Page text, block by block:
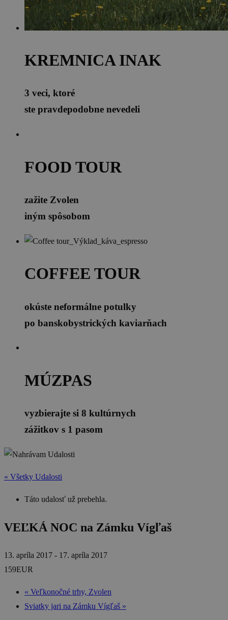
KREMNICA INAK
3 veci, ktoré
ste pravdepodobne nevedeli
FOOD TOUR
zažite Zvolen
iným spôsobom
COFFEE TOUR
okúste neformálne potulky
po banskobystrických kaviarňach
MÚZPAS
vyzbierajte si 8 kultúrnych
zážitkov s 1 pasom
« Všetky Udalosti
Táto udalosť už prebehla.
VEĽKÁ NOC na Zámku Vígľaš
13. apríla 2017 - 17. apríla 2017
159EUR
« Veľkonočné trhy, Zvolen
Sviatky jari na Zámku Vígľaš »